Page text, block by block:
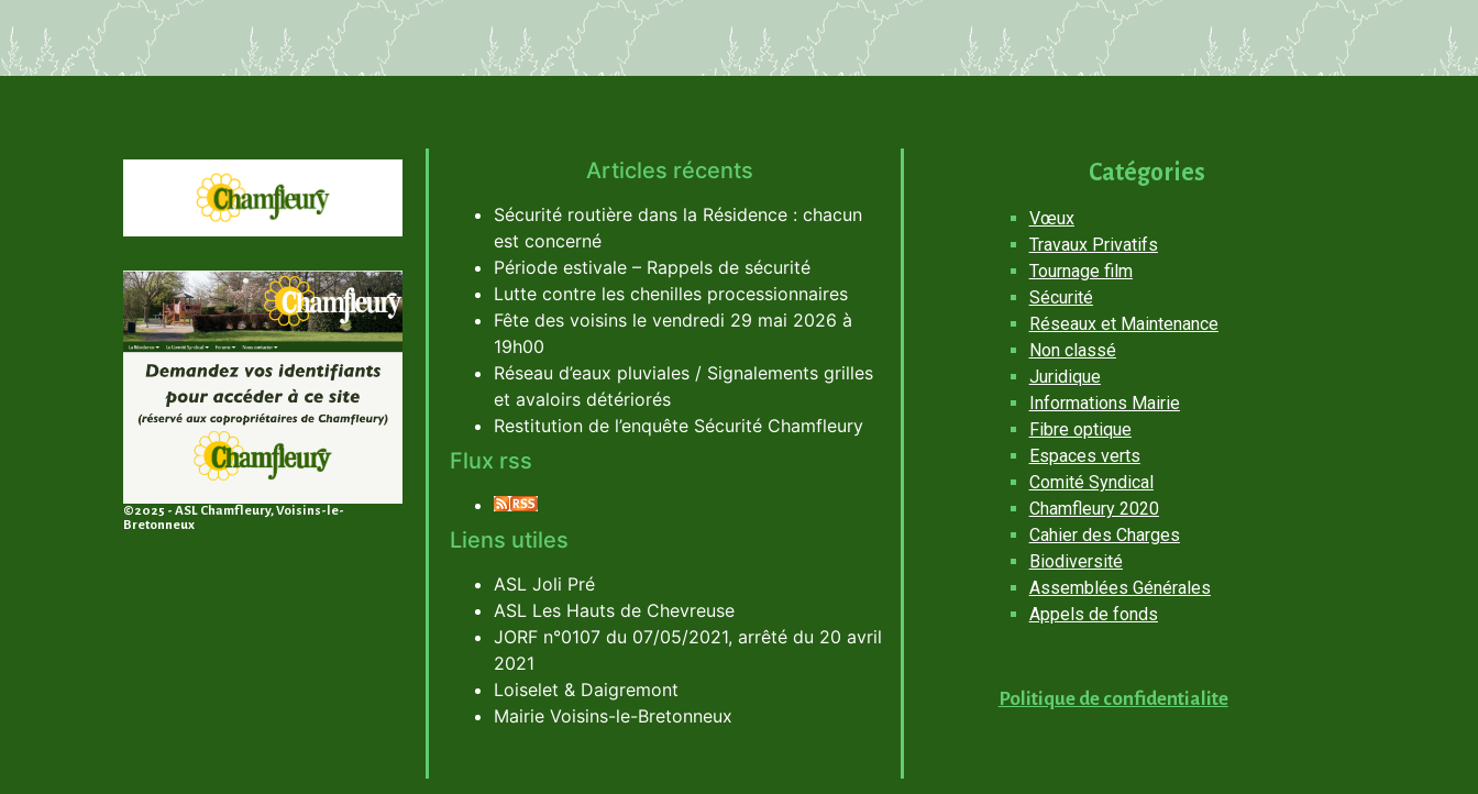
©2025 - ASL Chamfleury, Voisins-le-
Bretonneux
Articles récents
Sécurité routière dans la Résidence : chacun
est concerné
Période estivale – Rappels de sécurité
Lutte contre les chenilles processionnaires
Fête des voisins le vendredi 29 mai 2026 à
19h00
Réseau d’eaux pluviales / Signalements grilles
et avaloirs détériorés
Restitution de l’enquête Sécurité Chamfleury
Flux rss
Liens utiles
ASL Joli Pré
ASL Les Hauts de Chevreuse
JORF n°0107 du 07/05/2021, arrêté du 20 avril
2021
Loiselet & Daigremont
Mairie Voisins-le-Bretonneux
Catégories
Vœux
Travaux Privatifs
Tournage film
Sécurité
Réseaux et Maintenance
Non classé
Juridique
Informations Mairie
Fibre optique
Espaces verts
Comité Syndical
Chamfleury 2020
Cahier des Charges
Biodiversité
Assemblées Générales
Appels de fonds
Politique de confidentialite